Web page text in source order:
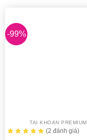
-99%
TAI KHOAN PREMIUM
(2 đánh giá)